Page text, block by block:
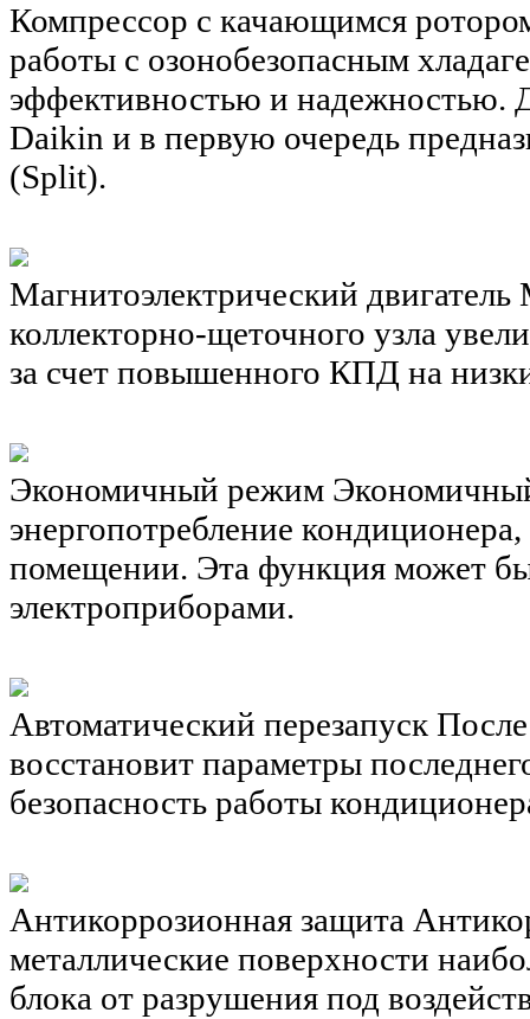
Компрессор с качающимся
работы с озонобезопасным
эффективностью и надежностью.
Daikin и в первую очередь
(Split).
Магнитоэлектрический двигатель
коллекторно-щеточного узла
за счет повышенного КПД на
Экономичный режим
энергопотребление
помещении. Эта функция может
электроприборами.
Автоматический перезапуск
восстановит параметры
безопасность работы
Антикоррозионная защита
металлические поверхности
блока от разрушения под